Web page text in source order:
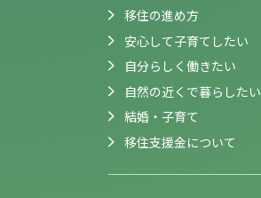
移住の進め方
安心して子育てしたい
自分らしく働きたい
自然の近くで暮らしたい
結婚・子育て
移住支援金について